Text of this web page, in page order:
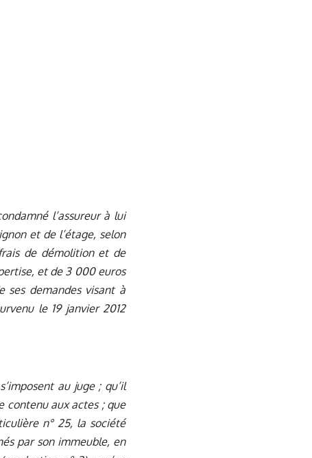
l’assureur à lui
et de l’étage, selon
de démolition et de
et de 3 000 euros
ses demandes visant à
le 19 janvier 2012
au juge ; qu’il
contenu aux actes ; que
n° 25, la société
par son immeuble, en